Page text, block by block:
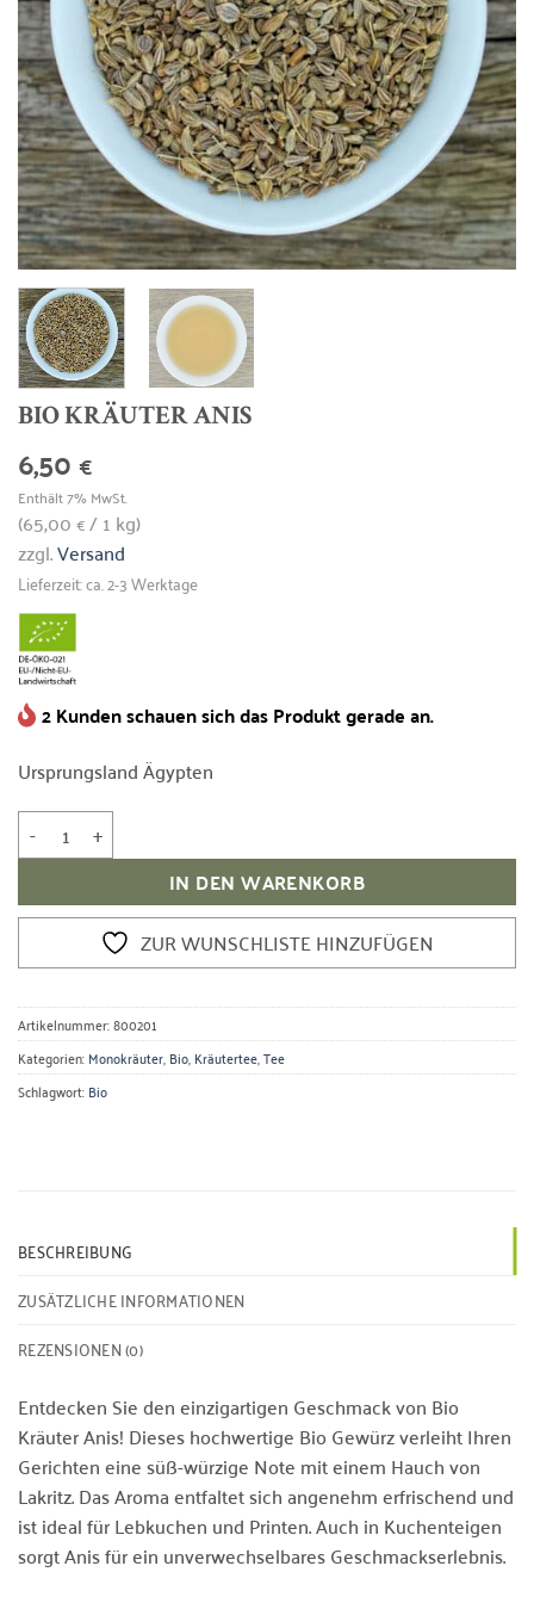
BIO KRÄUTER ANIS
6,50 €
Enthält 7% MwSt.
(65,00 €/ 1 kg)
zzgl.Versand
Lieferzeit: ca. 2-3 Werktage
2 Kunden schauen sich das Produkt gerade an.
Ursprungsland Ägypten
Bio Kräuter Anis Menge
IN DEN WARENKORB
ZUR WUNSCHLISTE HINZUFÜGEN
Artikelnummer:800201
Kategorien:Monokräuter,Bio,Kräutertee,Tee
Schlagwort:Bio
BESCHREIBUNG
ZUSÄTZLICHE INFORMATIONEN
REZENSIONEN (0)
Entdecken Sie den einzigartigen Geschmack von Bio
Kräuter Anis! Dieses hochwertige Bio Gewürz verleiht Ihren
Gerichten eine süß-würzige Note mit einem Hauch von
Lakritz. Das Aroma entfaltet sich angenehm erfrischend und
ist ideal für Lebkuchen und Printen. Auch in Kuchenteigen
sorgt Anis für ein unverwechselbares Geschmackserlebnis.